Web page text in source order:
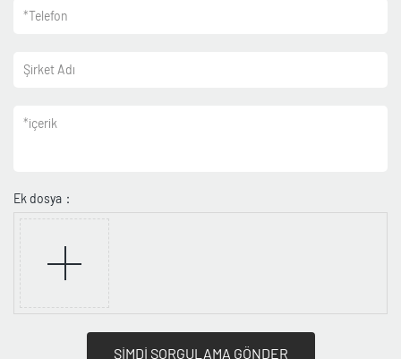
*Telefon
Şirket Adı
*içerik
Ek dosya：
ŞİMDİ SORGULAMA GÖNDER